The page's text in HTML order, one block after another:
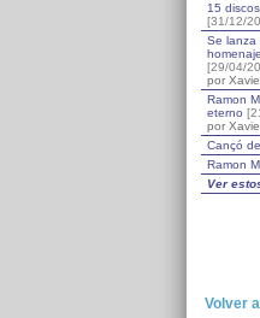
15
[31/12/
Se lanza
[29/04/
por
Ramon
eterno
por
Cançó
Ramon
Ver
Volver